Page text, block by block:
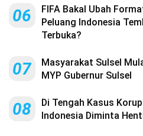
06
FIFA Bakal Ubah
Peluang Indonesia
Terbuka?
07
Masyarakat Sulsel
MYP Gubernur Sulsel
08
Di Tengah Kasus
Indonesia Diminta